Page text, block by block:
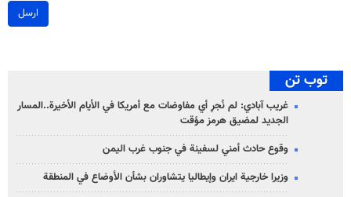
ارسل
توب تن
غريب آبادي: لم نُجرِ أي مفاوضات مع أمريكا في الأيام الأخيرة..المسار
الجديد لمضيق هرمز مؤقت
وقوع حادث أمني لسفينة في جنوب غرب اليمن
وزيرا خارجية ايران وإيطاليا يتشاوران بشأن الأوضاع في المنطقة